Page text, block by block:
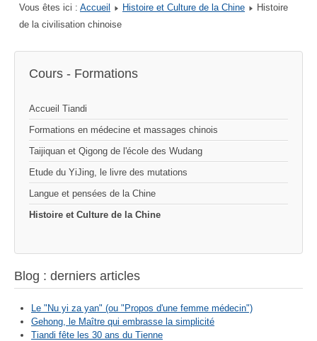
Vous êtes ici : Accueil Histoire et Culture de la Chine
Histoire
de la civilisation chinoise
Cours - Formations
Accueil Tiandi
Formations en médecine et massages chinois
Taijiquan et Qigong de l'école des Wudang
Etude du YiJing, le livre des mutations
Langue et pensées de la Chine
Histoire et Culture de la Chine
Blog : derniers articles
Le "Nu yi za yan" (ou "Propos d'une femme médecin")
Gehong, le Maître qui embrasse la simplicité
Tiandi fête les 30 ans du Tienne